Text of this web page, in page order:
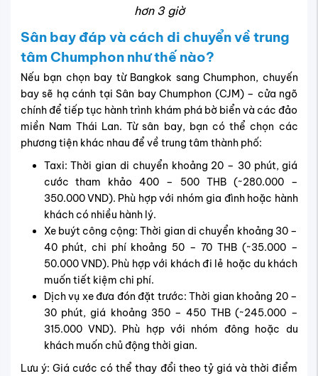
hơn 3 giờ
Sân bay đáp và cách di chuyển về trung
tâm Chumphon như thế nào?
Nếu bạn chọn bay từ Bangkok sang Chumphon, chuyến
bay sẽ hạ cánh tại Sân bay Chumphon (CJM) – cửa ngõ
chính để tiếp tục hành trình khám phá bờ biển và các đảo
miền Nam Thái Lan. Từ sân bay, bạn có thể chọn các
phương tiện khác nhau để về trung tâm thành phố:
Taxi: Thời gian di chuyển khoảng 20 – 30 phút, giá
cước tham khảo 400 – 500 THB (~280.000 –
350.000 VND). Phù hợp với nhóm gia đình hoặc hành
khách có nhiều hành lý.
Xe buýt công cộng: Thời gian di chuyển khoảng 30 –
40 phút, chi phí khoảng 50 – 70 THB (~35.000 –
50.000 VND). Phù hợp với khách đi lẻ hoặc du khách
muốn tiết kiệm chi phí.
Dịch vụ xe đưa đón đặt trước: Thời gian khoảng 20 –
30 phút, giá khoảng 350 – 450 THB (~245.000 –
315.000 VND). Phù hợp với nhóm đông hoặc du
khách muốn chủ động thời gian.
Lưu ý: Giá cước có thể thay đổi theo tỷ giá và thời điểm